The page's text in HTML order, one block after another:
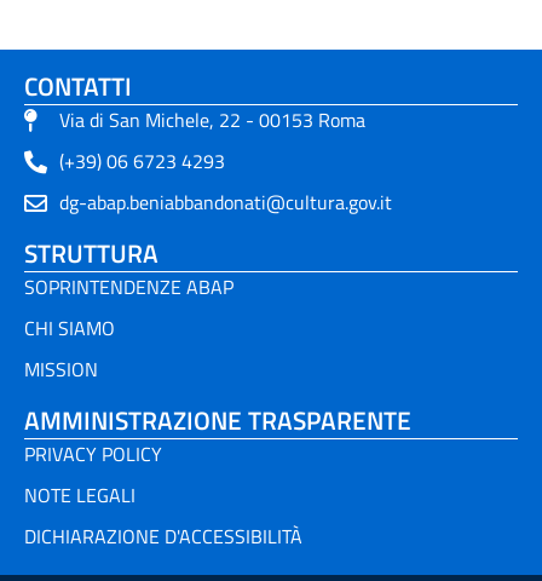
CONTATTI
Via di San Michele, 22 - 00153 Roma
(+39) 06 6723 4293
dg-abap.beniabbandonati@cultura.gov.it
STRUTTURA
SOPRINTENDENZE ABAP
CHI SIAMO
MISSION
AMMINISTRAZIONE TRASPARENTE
PRIVACY POLICY
NOTE LEGALI
DICHIARAZIONE D'ACCESSIBILITÀ